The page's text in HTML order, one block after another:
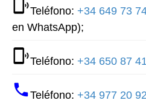
Teléfono: +34 649 73
en WhatsApp);
Teléfono: +34 650 87
Teléfono: +34 977 20